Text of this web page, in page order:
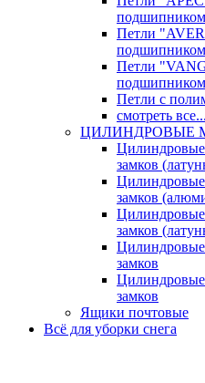
подшипником
Петли
Петли
Петли с
смотреть все...
ЦИЛИНДРОВЫЕ
Цилиндровые
замков
замков
замков
замков
замков
Ящики почтовые
Всё для уборки снега